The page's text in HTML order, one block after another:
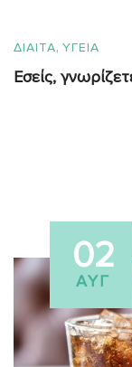
ΔΙΑΙΤΑ, ΥΓΕΙΑ
Εσείς,
02
ΑΥΓ